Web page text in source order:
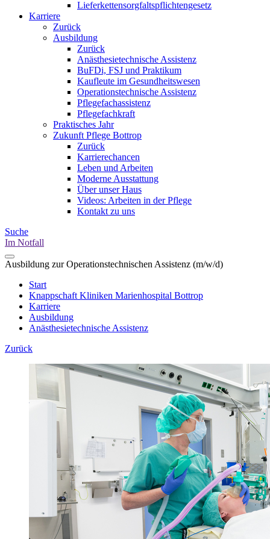
Lieferkettensorgfaltspflichtengesetz
Karriere
Zurück
Ausbildung
Zurück
Anästhesietechnische Assistenz
BuFDi, FSJ und Praktikum
Kaufleute im Gesundheitswesen
Operationstechnische Assistenz
Pflegefachassistenz
Pflegefachkraft
Praktisches Jahr
Zukunft Pflege Bottrop
Zurück
Karrierechancen
Leben und Arbeiten
Moderne Ausstattung
Über unser Haus
Videos: Arbeiten in der Pflege
Kontakt zu uns
Suche
Im Notfall
Ausbildung zur Operationstechnischen Assistenz (m/w/d)
Start
Knappschaft Kliniken Marienhospital Bottrop
Karriere
Ausbildung
Anästhesietechnische Assistenz
Zurück